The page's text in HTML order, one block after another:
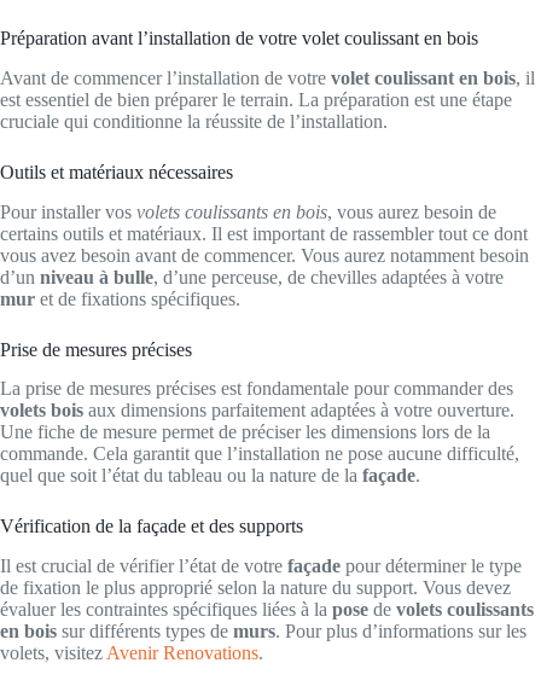
Préparation avant l’installation de votre volet coulissant en bois
Avant de commencer l’installation de votre volet coulissant en bois, il
est essentiel de bien préparer le terrain. La préparation est une étape
cruciale qui conditionne la réussite de l’installation.
Outils et matériaux nécessaires
Pour installer vos volets coulissants en bois, vous aurez besoin de
certains outils et matériaux. Il est important de rassembler tout ce dont
vous avez besoin avant de commencer. Vous aurez notamment besoin
d’un niveau à bulle, d’une perceuse, de chevilles adaptées à votre
mur et de fixations spécifiques.
Prise de mesures précises
La prise de mesures précises est fondamentale pour commander des
volets bois aux dimensions parfaitement adaptées à votre ouverture.
Une fiche de mesure permet de préciser les dimensions lors de la
commande. Cela garantit que l’installation ne pose aucune difficulté,
quel que soit l’état du tableau ou la nature de la façade.
Vérification de la façade et des supports
Il est crucial de vérifier l’état de votre façade pour déterminer le type
de fixation le plus approprié selon la nature du support. Vous devez
évaluer les contraintes spécifiques liées à la pose de volets coulissants
en bois sur différents types de murs. Pour plus d’informations sur les
volets, visitez Avenir Renovations.